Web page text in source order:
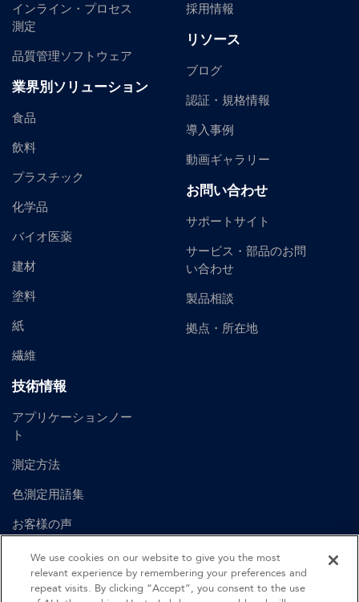
インライン・プロセス
測定
品質管理ソフトウェア
業界別ソリューション
食品
飲料
プラスチック
化学品
バイオ医薬
建材
塗料
紙
繊維
技術情報
アプリケーションノー
ト
測定方法
色測定用語集
お客様の声
ユーザーマニュアル
採用情報
リソース
ブログ
認証・規格情報
導入事例
動画ギャラリー
お問い合わせ
サポートサイト
サービス・部品のお問
い合わせ
製品相談
拠点・所在地
We use cookies on our website to give you the most
relevant experience by remembering your preferences and
repeat visits. By clicking “Accept”, you consent to the use